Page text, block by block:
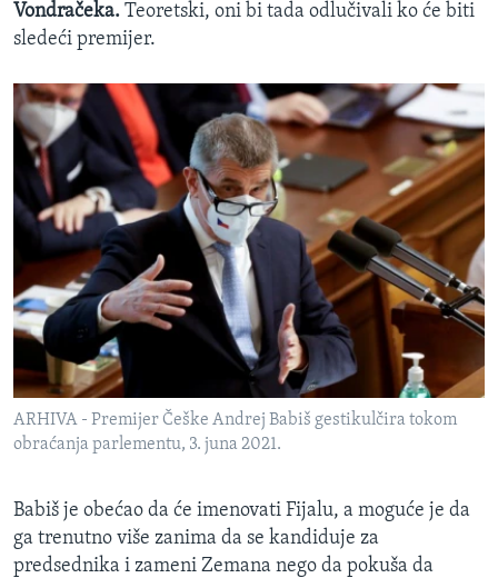
Vondračeka. Teoretski, oni bi tada odlučivali ko će biti
sledeći premijer.
ARHIVA - Premijer Češke Andrej Babiš gestikulčira tokom
obraćanja parlementu, 3. juna 2021.
Babiš je obećao da će imenovati Fijalu, a moguće je da
ga trenutno više zanima da se kandiduje za
predsednika i zameni Zemana nego da pokuša da